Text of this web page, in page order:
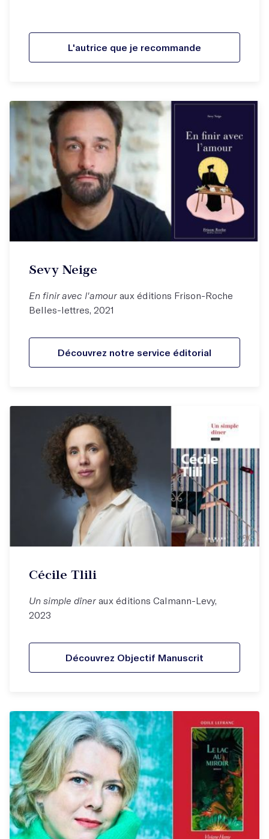
L'autrice que je recommande
Sevy Neige
En finir avec l'amour aux éditions Frison-Roche
Belles-lettres, 2021
Découvrez notre service éditorial
Cécile Tlili
Un simple dîner aux éditions Calmann-Levy,
2023
Découvrez Objectif Manuscrit